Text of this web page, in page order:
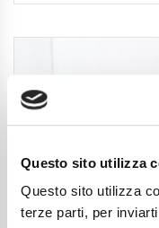
Questo sito utilizza
Questo sito utilizza
terze parti, per